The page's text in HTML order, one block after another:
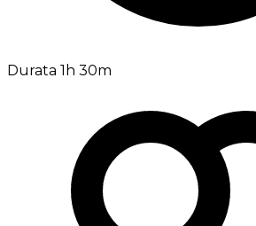
Durata 1h 30m